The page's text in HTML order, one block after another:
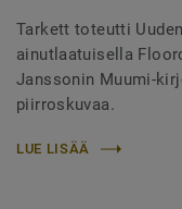
Tarkett toteutti
ainutlaatuisella
Janssonin Muumi-
piirroskuvaa.
LUE LISÄÄ